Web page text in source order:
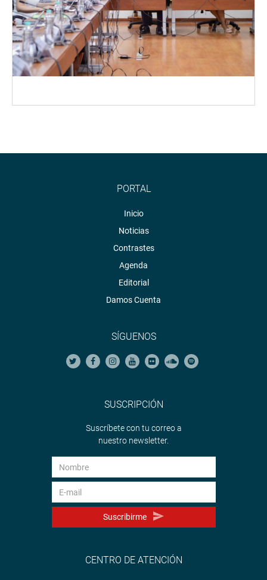
PORTAL
Inicio
Noticias
Contrastes
Agenda
Editorial
Damos Cuenta
SÍGUENOS
SUSCRIPCIÓN
Suscríbete con tu correo a
nuestro newsletter.
Suscribirme
CENTRO DE ATENCIÓN